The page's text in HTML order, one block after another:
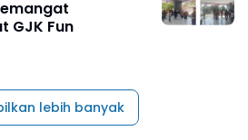
GJK Fun
lebih banyak